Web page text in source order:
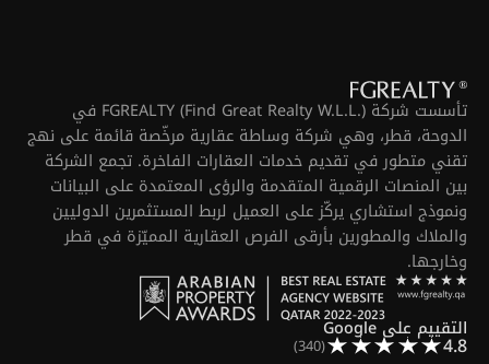
تأسست شركة FGREALTY (Find Great Realty W.L.L.) في
الدوحة، قطر، وهي شركة وساطة عقارية مرخّصة قائمة على نهج
تقني متطور في تقديم خدمات العقارات الفاخرة. تجمع الشركة
بين المنصات الرقمية المتقدمة والرؤى المعتمدة على البيانات
ونموذج استشاري يركّز على العميل لربط المستثمرين الدوليين
والملاك والمطورين بأرقى الفرص العقارية المميّزة في قطر
وخارجها.
التقييم على Google
4.8
(340)